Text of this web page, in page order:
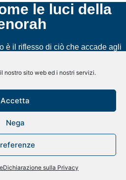
nostro sito web ed i nostri servizi.
Accetta
Nega
Dichiarazione sulla Privacy
le luci della
è il riflesso di ciò che accade agli
necessaria sempre, ma
questo momento;
e le emergenze.